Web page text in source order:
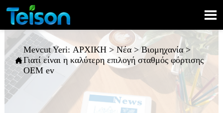


Mevcut Yeri: ΑΡΧΙΚΗ> Νέα>Βιομηχανία>
Γιατί είναι η καλύτερη επιλογή σταθμός φόρτισης
OEM ev